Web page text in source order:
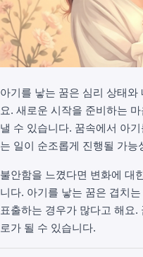
아기를 낳는 꿈은 심리 상태
요. 새로운 시작을 준비하는
낼 수 있습니다. 꿈속에서 아
는 일이 순조롭게 진행될 가능
불안함을 느꼈다면 변화에 대
니다. 아기를 낳는 꿈은 겹치
표출하는 경우가 많다고 해요
로가 될 수 있습니다.